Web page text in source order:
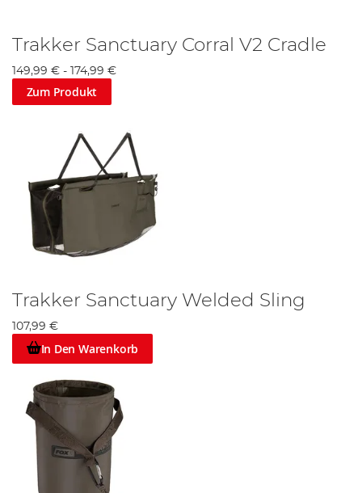
Trakker Sanctuary Corral V2 Cradle
149,99 € - 174,99 €
Zum Produkt
Trakker Sanctuary Welded Sling
107,99 €
In Den Warenkorb